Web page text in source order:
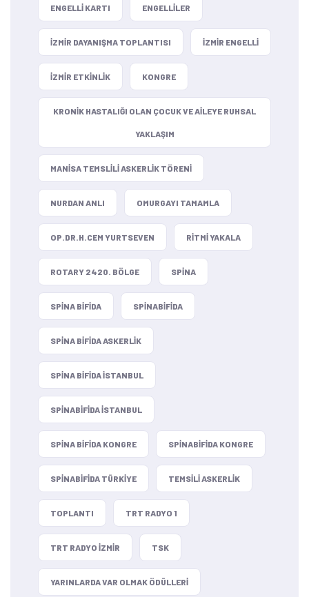
ENGELLI KARTI ENGELLILER
IZMIR DAYANIŞMA TOPLANTISI IZMIR ENGELLI
IZMIR ETKINLIK KONGRE
KRONIK HASTALIĞI OLAN ÇOCUK VE AILEYE RUHSAL
YAKLAŞIM
MANISA TEMSLILI ASKERLIK TÖRENI
NURDAN ANLI OMURGAYI TAMAMLA
OP.DR.H.CEM YURTSEVEN RITMI YAKALA
ROTARY 2420. BÖLGE SPINA
SPINA BIFIDA SPINABIFIDA
SPINA BIFIDA ASKERLIK
SPINA BIFIDA ISTANBUL
SPINABIFIDA ISTANBUL
SPINA BIFIDA KONGRE SPINABIFIDA KONGRE
SPINABIFIDA TÜRKIYE TEMSILI ASKERLIK
TOPLANTI TRT RADYO 1
TRT RADYO IZMIR TSK
YARINLARDA VAR OLMAK ÖDÜLLERI